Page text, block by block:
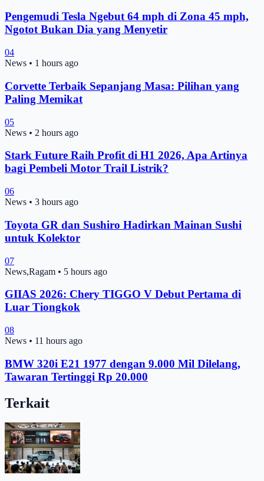
Pengemudi Tesla Ngebut 64 mph di Zona 45 mph,
Ngotot Bukan Dia yang Menyetir
04
News • 1 hours ago
Corvette Terbaik Sepanjang Masa: Pilihan yang
Paling Memikat
05
News • 2 hours ago
Stark Future Raih Profit di H1 2026, Apa Artinya
bagi Pembeli Motor Trail Listrik?
06
News • 3 hours ago
Toyota GR dan Sushiro Hadirkan Mainan Sushi
untuk Kolektor
07
News,Ragam • 5 hours ago
GIIAS 2026: Chery TIGGO V Debut Pertama di
Luar Tiongkok
08
News • 11 hours ago
BMW 320i E21 1977 dengan 9.000 Mil Dilelang,
Tawaran Tertinggi Rp 20.000
Terkait